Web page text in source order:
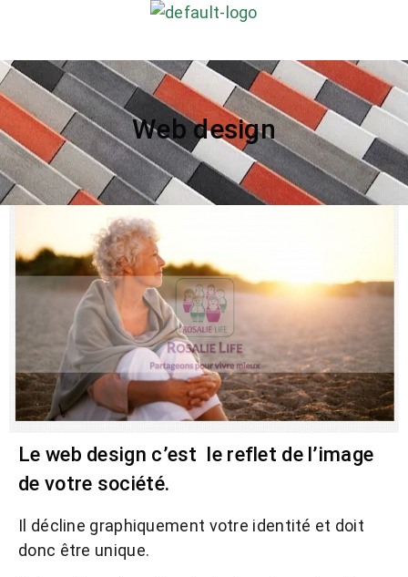
Web design
Le web design c’est le reflet de l’image
de votre société.
Il décline graphiquement votre identité et doit
donc être unique.